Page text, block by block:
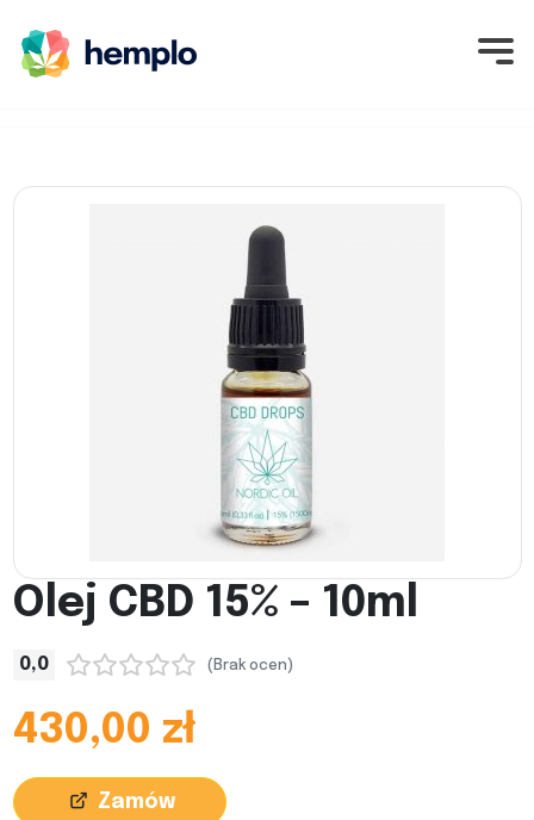
Olej CBD 15% – 10ml
0,0 (Brak ocen)
430,00 zł
Zamów